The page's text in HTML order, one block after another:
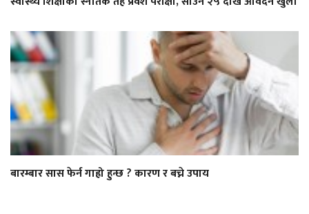
बारम्बार सास फेर्न गाह्रो हुन्छ ? कारण र बच्ने उपाय